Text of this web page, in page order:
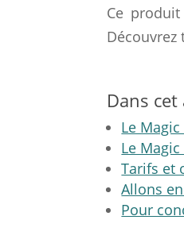
Ce
Dans
Le
Le
Tarifs et
Allons
Pour